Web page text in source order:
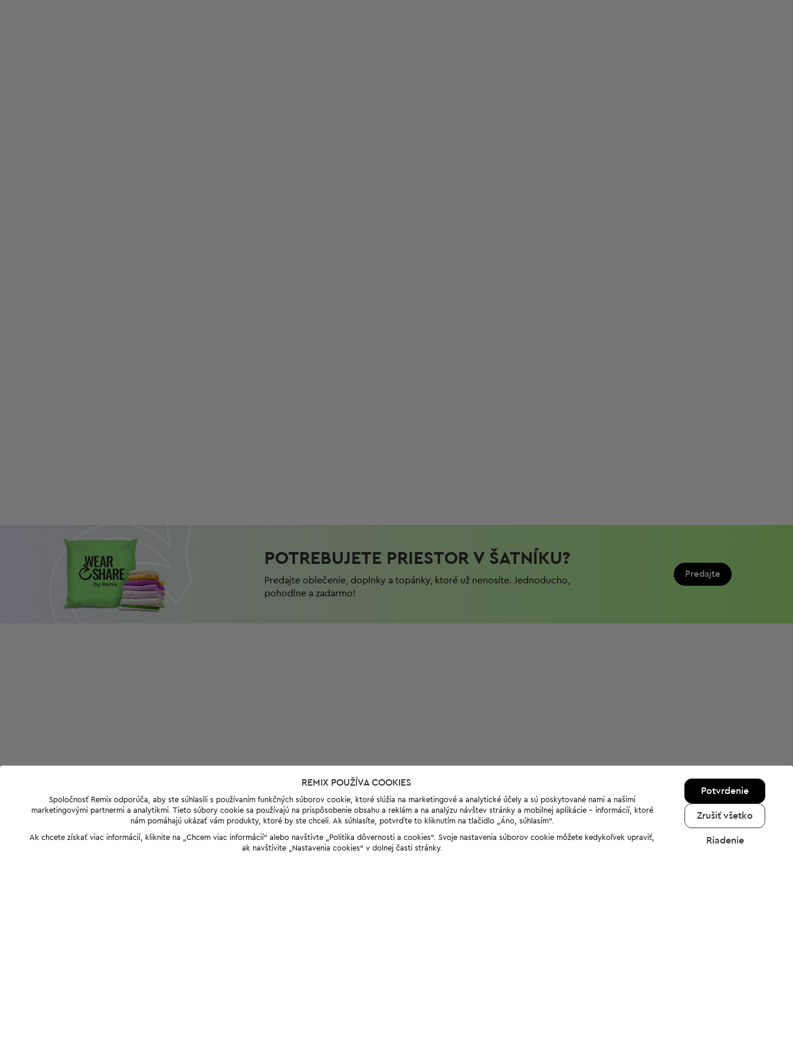
POTREBUJETE PRIESTOR V ŠATNÍKU?
Predajte oblečenie, doplnky a topánky, ktoré už nenosíte. Jednoduchо,
pohodlnе a zadarmo!
Predajte
REMIX POUŽÍVA COOKIES
Spoločnosť Remix odporúča, aby ste súhlasili s používaním funkčných súborov cookie, ktoré slúžia na marketingové a analytické účely a sú poskytované nami a našimi
marketingovými partnermi a analytikmi. Tieto súbory cookie sa používajú na prispôsobenie obsahu a reklám a na analýzu návštev stránky a mobilnej aplikácie - informácií, ktoré
nám pomáhajú ukázať vám produkty, ktoré by ste chceli. Ak súhlasíte, potvrďte to kliknutím na tlačidlo „Áno, súhlasím“.
Ak chcete získať viac informácií, kliknite na „Chcem viac informácií“ alebo navštívte „Politika dôvernosti a cookies“. Svoje nastavenia súborov cookie môžete kedykoľvek upraviť,
ak navštívite „Nastavenia cookies“ v dolnej časti stránky.
Potvrdenie
Zrušiť všetko
Riadenie